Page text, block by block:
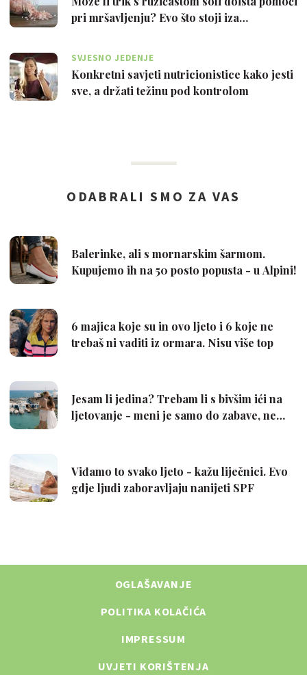
pri mršavljenju? Evo što stoji iza…
SVJESNO JEDENJE
Konkretni savjeti nutricionistice kako jesti
sve, a držati težinu pod kontrolom
OGLAŠAVANJE
POLITIKA KOLAČIĆA
IMPRESSUM
UVJETI KORIŠTENJA